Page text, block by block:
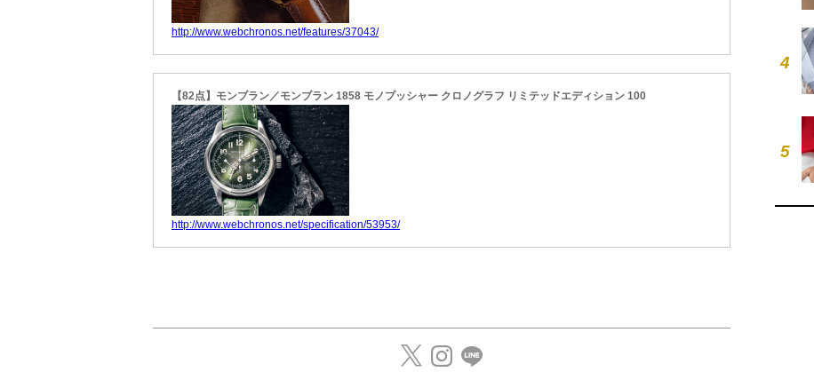
http://www.webchronos.net/features/37043/
【82点】モンブラン／モンブラン 1858 モノプッシャー クロノグラフ リミテッドエディション 100
http://www.webchronos.net/specification/53953/
4
5